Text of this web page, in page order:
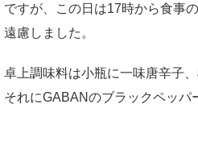
ですが、この日は17時から食事
遠慮しました。
卓上調味料は小瓶に一味唐辛子
それにGABANのブラックペッパ